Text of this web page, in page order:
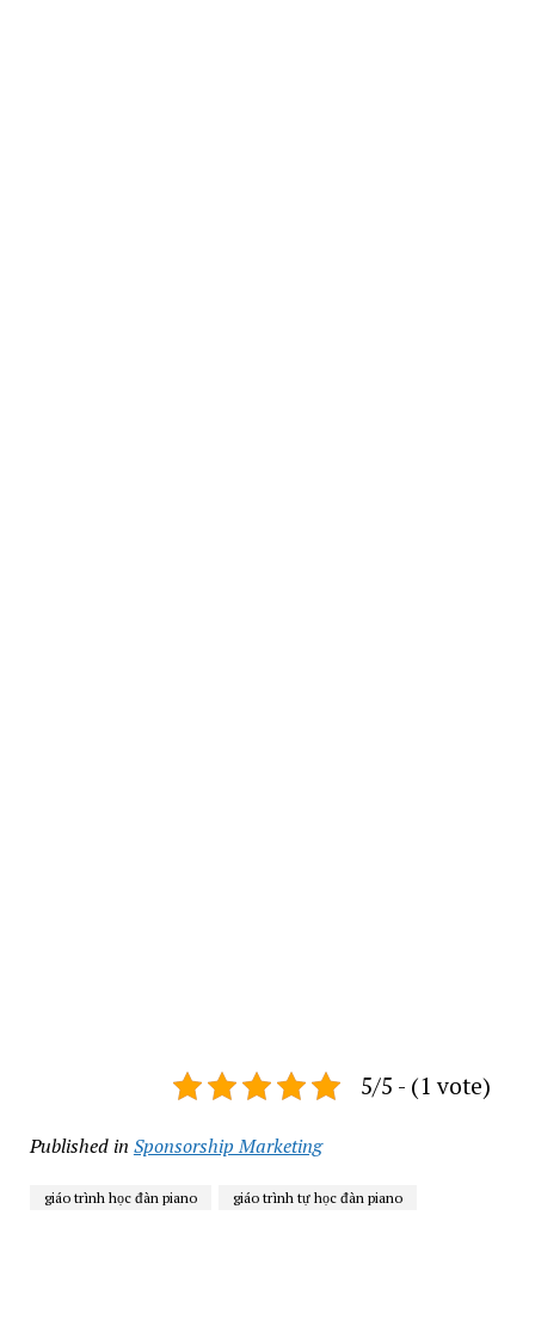
5/5 - (1 vote)
Published in Sponsorship Marketing
giáo trình học đàn piano giáo trình tự học đàn piano